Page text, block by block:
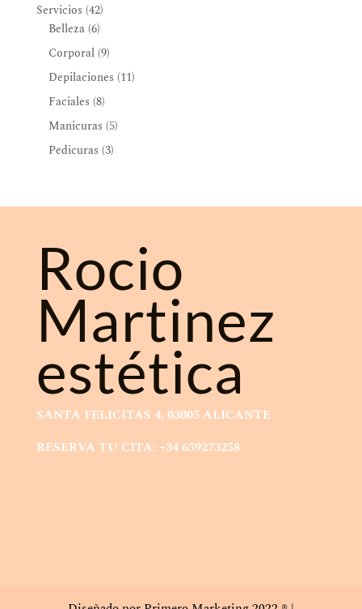
Servicios 4242
productos
Belleza 66
productos
Corporal 99
productos
Depilaciones 1111
Faciales 88
productos
Manicuras 55
Pedicuras 33
Rocio
Martinez
estética
SANTA FELICITAS 4, 03005 ALICANTE
RESERVA TU CITA: +34 659273258